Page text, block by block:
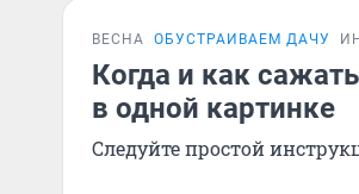
ВЕСНА ОБУСТРАИВАЕМ ДАЧУ
Когда и как
в одной картинке
Следуйте простой